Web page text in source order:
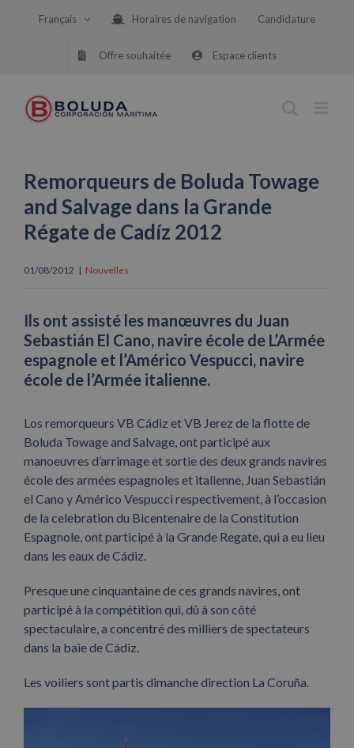
Français Horaires de navigation Candidature
Offre souhaitée Espace clients
Remorqueurs de Boluda Towage
and Salvage dans la Grande
Régate de Cadíz 2012
01/08/2012 | Nouvelles
Ils ont assisté les manœuvres du Juan
Sebastián El Cano, navire école de L’Armée
espagnole et l’Américo Vespucci, navire
école de l’Armée italienne.
Los remorqueurs VB Cádiz et VB Jerez de la flotte de
Boluda Towage and Salvage, ont participé aux
manoeuvres d’arrimage et sortie des deux grands navires
école des armées espagnoles et italienne, Juan Sebastián
el Cano y Américo Vespucci respectivement, à l’occasion
de la celebration du Bicentenaire de la Constitution
Espagnole, ont participé à la Grande Regate, qui a eu lieu
dans les eaux de Cádiz.
Presque une cinquantaine de ces grands navires, ont
participé à la compétition qui, dû à son côté
spectaculaire, a concentré des milliers de spectateurs
dans la baie de Cádiz.
Les voiliers sont partis dimanche direction La Coruña.